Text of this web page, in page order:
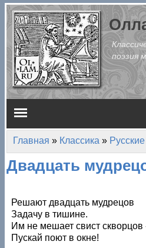
Перейти к основному
поэзия
Главное меню
Вы здесь
Главная » Классика »
Двадцать
Решают двадцать мудрецов
Задачу в тишине.
Им не мешает свист скворцов
Пускай поют в окне!